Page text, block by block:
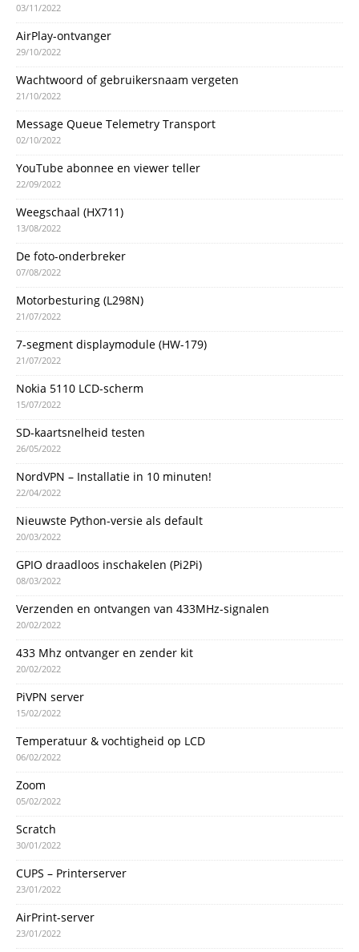
03/11/2022
AirPlay-ontvanger
29/10/2022
Wachtwoord of gebruikersnaam vergeten
21/10/2022
Message Queue Telemetry Transport
02/10/2022
YouTube abonnee en viewer teller
22/09/2022
Weegschaal (HX711)
13/08/2022
De foto-onderbreker
07/08/2022
Motorbesturing (L298N)
21/07/2022
7-segment displaymodule (HW-179)
21/07/2022
Nokia 5110 LCD-scherm
15/07/2022
SD-kaartsnelheid testen
26/05/2022
NordVPN – Installatie in 10 minuten!
22/04/2022
Nieuwste Python-versie als default
20/03/2022
GPIO draadloos inschakelen (Pi2Pi)
08/03/2022
Verzenden en ontvangen van 433MHz-signalen
20/02/2022
433 Mhz ontvanger en zender kit
20/02/2022
PiVPN server
15/02/2022
Temperatuur & vochtigheid op LCD
06/02/2022
Zoom
05/02/2022
Scratch
30/01/2022
CUPS – Printerserver
23/01/2022
AirPrint-server
23/01/2022